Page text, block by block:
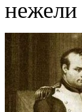
нежели